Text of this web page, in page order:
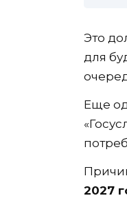
Это
для
Еще
2027